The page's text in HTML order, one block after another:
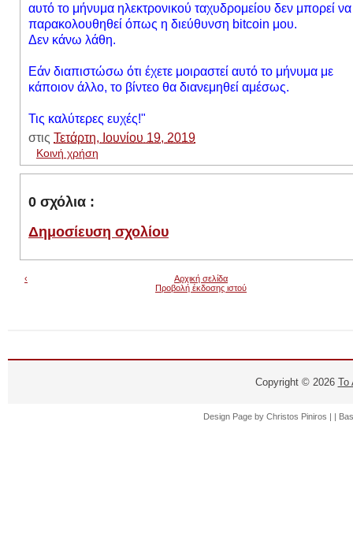
αυτό το μήνυμα ηλεκτρονικού ταχυδρομείου δεν μπορεί να
παρακολουθηθεί όπως η διεύθυνση bitcoin μου.
Δεν κάνω λάθη.
Εάν διαπιστώσω ότι έχετε μοιραστεί αυτό το μήνυμα με
κάποιον άλλο, το βίντεο θα διανεμηθεί αμέσως.
Τις καλύτερες ευχές!"
στις Τετάρτη, Ιουνίου 19, 2019
Κοινή χρήση
0 σχόλια :
Δημοσίευση σχολίου
‹
Αρχική σελίδα
Προβολή έκδοσης ιστού
Copyright © 2026 Το
Design Page by Christos Piniros | |